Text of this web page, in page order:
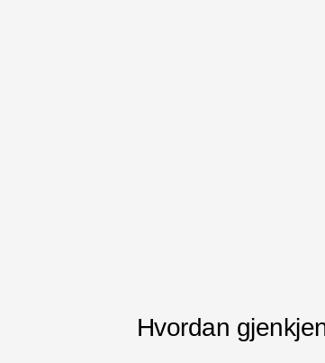
Hvordan